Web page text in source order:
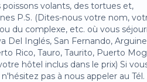
volants, des tortues et,
P.S. (Dites-nous votre nom,
du complexe, etc. où vous
Del Inglés, San Fernando,
Rico, Tauro, Taurito, Puerto
hôtel inclus dans le prix) Si
pas à nous appeler au Tél.